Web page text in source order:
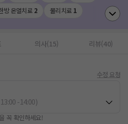
방 온열치료 2 물리치료 1
의사(15) 리뷰(40)
수정 요청
13:00-14:00)
꼭 확인하세요!